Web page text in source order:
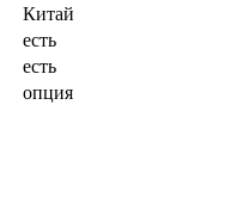
Китай
есть
есть
опция